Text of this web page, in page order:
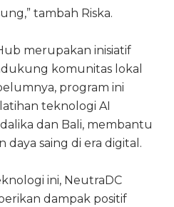
tambah Riska.
merupakan inisiatif
komunitas lokal
program ini
teknologi AI
dan Bali, membantu
saing di era digital.
ini, NeutraDC
dampak positif